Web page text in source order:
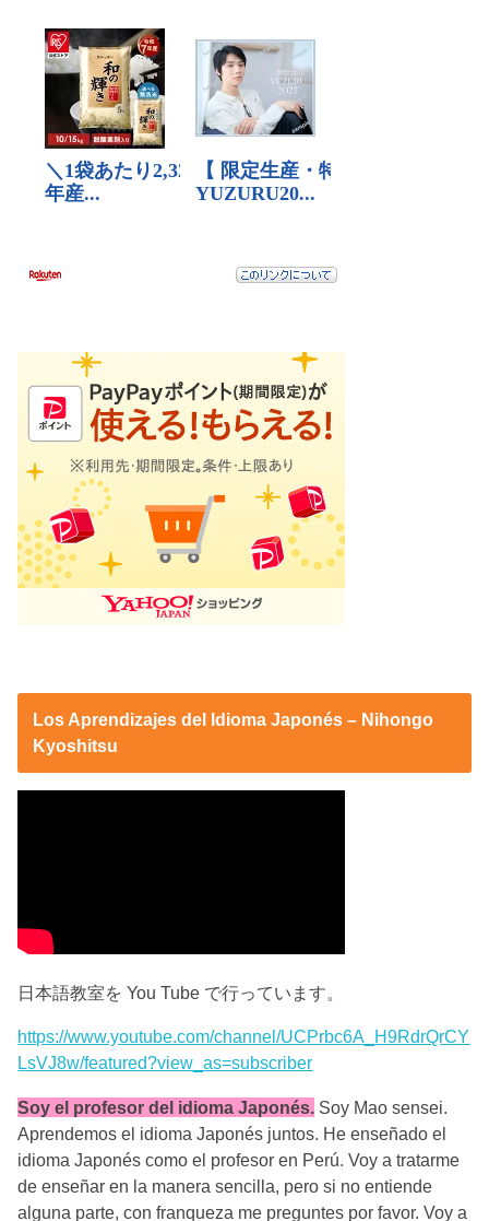
Los Aprendizajes del Idioma Japonés – Nihongo
Kyoshitsu
日本語教室を You Tube で行っています。
https://www.youtube.com/channel/UCPrbc6A_H9RdrQrCY
LsVJ8w/featured?view_as=subscriber
Soy el profesor del idioma Japonés. Soy Mao sensei.
Aprendemos el idioma Japonés juntos. He enseñado el
idioma Japonés como el profesor en Perú. Voy a tratarme
de enseñar en la manera sencilla, pero si no entiende
alguna parte, con franqueza me preguntes por favor. Voy a